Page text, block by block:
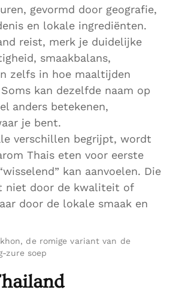
gevormd door geografie,
en lokale ingrediënten.
reist, merk je duidelijke
smaakbalans,
zelfs in hoe maaltijden
kan dezelfde naam op
anders betekenen,
je bent.
verschillen begrijpt, wordt
Thais eten voor eerste
kan aanvoelen. Die
niet door de kwaliteit of
door de lokale smaak en
khon, de romige variant van de
zure soep